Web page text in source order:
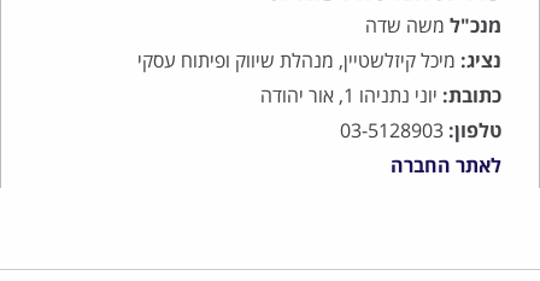
מנכ"ל משה שדה
נציג: מיכל קיזלשטיין, מנהלת שיווק ופיתוח עסקי
כתובת: יוני נתניהו 1, אור יהודה
טלפון: 03-5128903
לאתר החברה